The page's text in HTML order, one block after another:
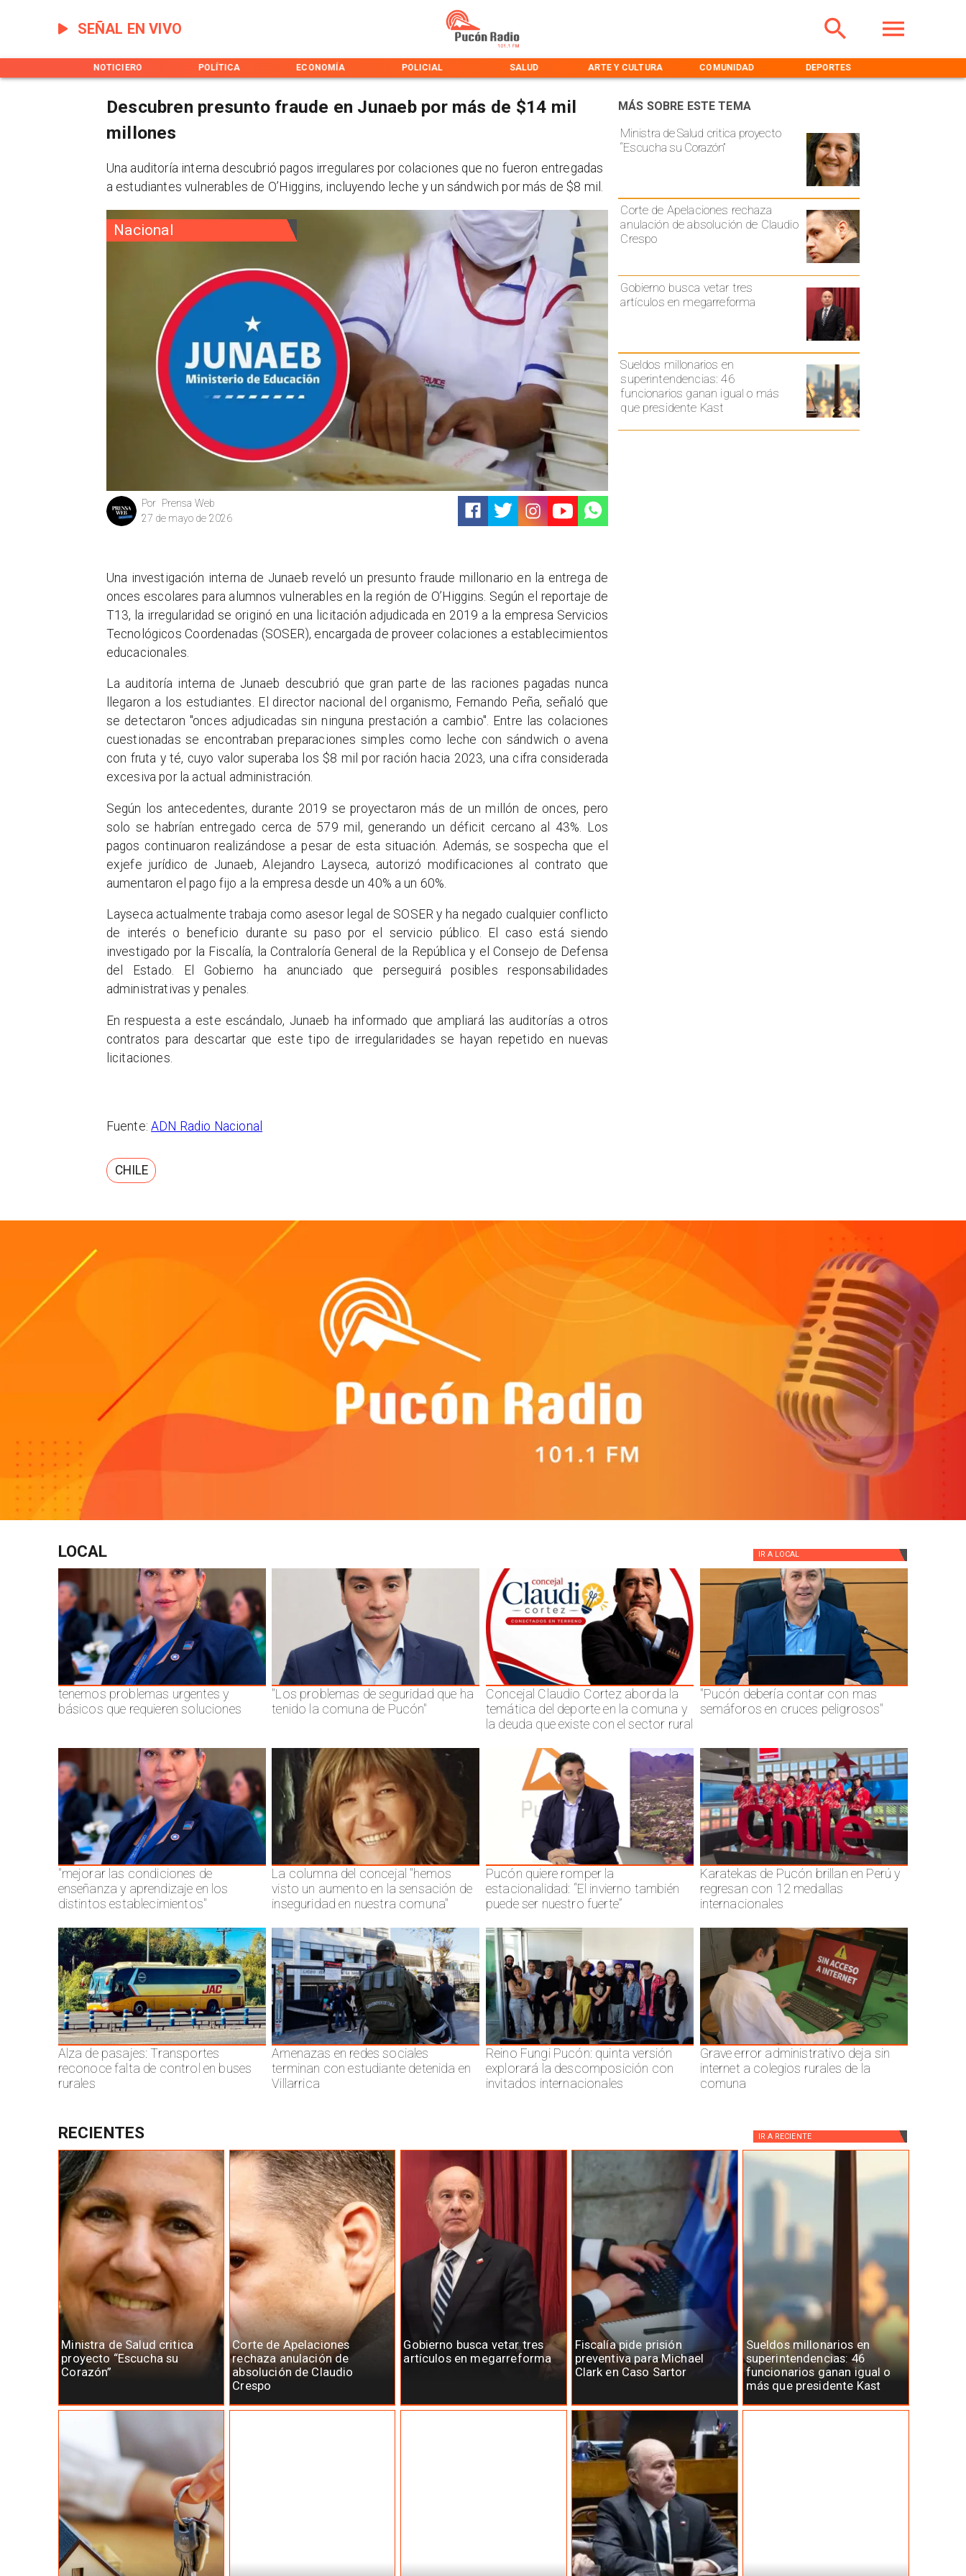
SEÑAL EN VIVO
NOTICIERO POLÍTICA ECONOMÍA POLICIAL SALUD ARTE Y CULTURA COMUNIDAD DEPORTES
Nacional
Prensa Web
Por
27 de mayo de 2026
Ministra de Salud critica proyecto
“Escucha su Corazón”
Corte de Apelaciones rechaza
anulación de absolución de Claudio
Crespo
Gobierno busca vetar tres
artículos en megarreforma
Sueldos millonarios en
superintendencias: 46
funcionarios ganan igual o más
que presidente Kast
MÁS SOBRE ESTE TEMA
Descubren presunto fraude en Junaeb por más de $14 mil
millones
Una auditoría interna descubrió pagos irregulares por colaciones que no fueron entregadas
a estudiantes vulnerables de O’Higgins, incluyendo leche y un sándwich por más de $8 mil.
Una investigación interna de Junaeb reveló un presunto fraude millonario en la entrega de
onces escolares para alumnos vulnerables en la región de O’Higgins. Según el reportaje de
T13, la irregularidad se originó en una licitación adjudicada en 2019 a la empresa Servicios
Tecnológicos Coordenadas (SOSER), encargada de proveer colaciones a establecimientos
educacionales.
La auditoría interna de Junaeb descubrió que gran parte de las raciones pagadas nunca
llegaron a los estudiantes. El director nacional del organismo, Fernando Peña, señaló que
se detectaron "onces adjudicadas sin ninguna prestación a cambio". Entre las colaciones
cuestionadas se encontraban preparaciones simples como leche con sándwich o avena
con fruta y té, cuyo valor superaba los $8 mil por ración hacia 2023, una cifra considerada
excesiva por la actual administración.
Según los antecedentes, durante 2019 se proyectaron más de un millón de onces, pero
solo se habrían entregado cerca de 579 mil, generando un déficit cercano al 43%. Los
pagos continuaron realizándose a pesar de esta situación. Además, se sospecha que el
exjefe jurídico de Junaeb, Alejandro Layseca, autorizó modificaciones al contrato que
aumentaron el pago fijo a la empresa desde un 40% a un 60%.
Layseca actualmente trabaja como asesor legal de SOSER y ha negado cualquier conflicto
de interés o beneficio durante su paso por el servicio público. El caso está siendo
investigado por la Fiscalía, la Contraloría General de la República y el Consejo de Defensa
del Estado. El Gobierno ha anunciado que perseguirá posibles responsabilidades
administrativas y penales.
En respuesta a este escándalo, Junaeb ha informado que ampliará las auditorías a otros
contratos para descartar que este tipo de irregularidades se hayan repetido en nuevas
licitaciones.
Fuente:ADN Radio Nacional
CHILE
LOCAL IR A LOCAL
tenemos problemas urgentes y
básicos que requieren soluciones
"Los problemas de seguridad que ha
tenido la comuna de Pucón"
Concejal Claudio Cortez aborda la
temática del deporte en la comuna y
la deuda que existe con el sector rural
"Pucón debería contar con mas
semáforos en cruces peligrosos"
"mejorar las condiciones de
enseñanza y aprendizaje en los
distintos establecimientos"
La columna del concejal "hemos
visto un aumento en la sensación de
inseguridad en nuestra comuna"
Pucón quiere romper la
estacionalidad: “El invierno también
puede ser nuestro fuerte”
Karatekas de Pucón brillan en Perú y
regresan con 12 medallas
internacionales
Alza de pasajes: Transportes
reconoce falta de control en buses
rurales
Amenazas en redes sociales
terminan con estudiante detenida en
Villarrica
Reino Fungi Pucón: quinta versión
explorará la descomposición con
invitados internacionales
Grave error administrativo deja sin
internet a colegios rurales de la
comuna
Ministra de Salud critica
proyecto “Escucha su
Corazón”
Corte de Apelaciones
rechaza anulación de
absolución de Claudio
Crespo
Gobierno busca vetar tres
artículos en megarreforma
Fiscalía pide prisión
preventiva para Michael
Clark en Caso Sartor
Sueldos millonarios en
superintendencias: 46
funcionarios ganan igual o
más que presidente Kast
RECIENTES IR A RECIENTE